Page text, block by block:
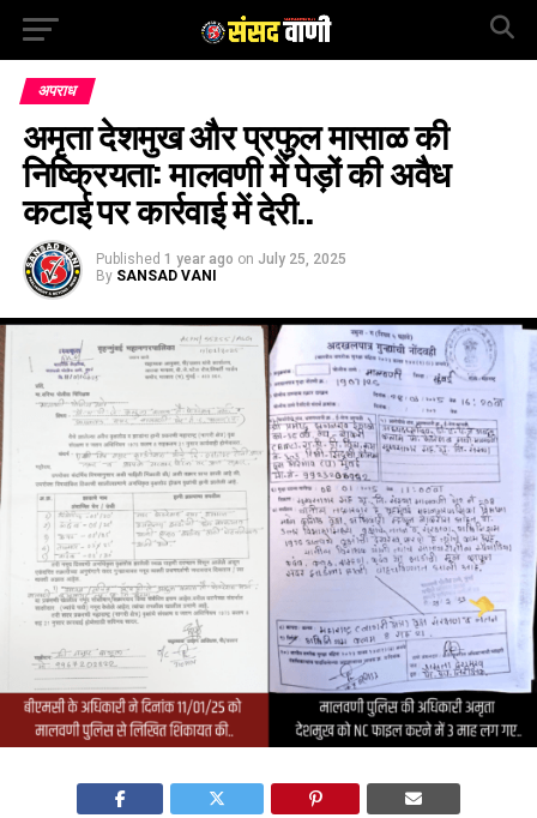
अपराध
अमृता देशमुख और प्रफुल मासाळ की
निष्क्रियता: मालवणी में पेड़ों की अवैध
कटाई पर कार्रवाई में देरी..
Published 1 year ago on July 25, 2025
By SANSAD VANI